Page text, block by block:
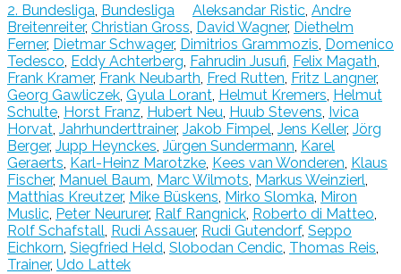
2. Bundesliga Bundesliga Aleksandar Ristic Andre
Breitenreiter, Christian Gross David Wagner, Diethelm
Ferner, Dietmar Schwager, Dimitrios Grammozis Domenico
Tedesco Eddy Achterberg Fahrudin Jusufi Felix Magath
Frank Kramer, Frank Neubarth Fred Rutten Fritz Langner,
Georg Gawliczek Gyula Lorant Helmut Kremers Helmut
Schulte Horst Franz Hubert Neu Huub Stevens Ivica
Horvat Jahrhunderttrainer, Jakob Fimpel Jens Keller, Jörg
Berger, Jupp Heynckes Jürgen Sundermann Karel
Geraerts Karl-Heinz Marotzke Kees van Wonderen Klaus
Fischer, Manuel Baum Marc Wilmots Markus Weinzierl
Matthias Kreutzer, Mike Büskens Mirko Slomka Miron
Muslic Peter Neururer, Ralf Rangnick Roberto di Matteo
Rolf Schafstall Rudi Assauer, Rudi Gutendorf, Seppo
Eichkorn Siegfried Held Slobodan Cendic Thomas Reis
Trainer, Udo Lattek